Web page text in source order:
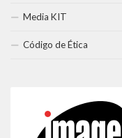
Media KIT
Código de Ética